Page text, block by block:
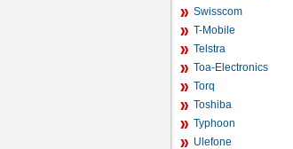
Swisscom
T-Mobile
Telstra
Toa-Electronics
Torq
Toshiba
Typhoon
Ulefone